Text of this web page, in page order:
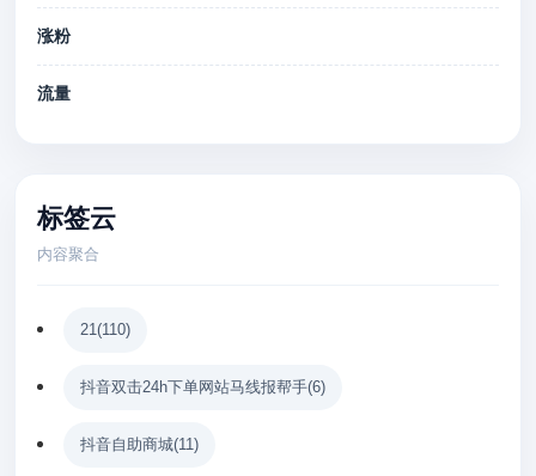
涨粉
流量
标签云
内容聚合
21(110)
抖音双击24h下单网站马线报帮手(6)
抖音自助商城(11)